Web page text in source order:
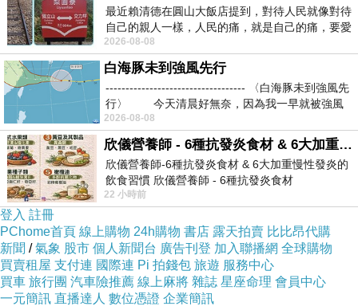
最近賴清德在圓山大飯店提到，對待人民就像對待
自己的親人一樣，人民的痛，就是自己的痛，要愛
民如親，說的這麼好聽，實際上根本沒做
2026-08-08
白海豚未到強風先行
----------------------------------- 〈白海豚未到強風先
行〉 今天清晨好無奈，因為我一早就被強風
2026-08-08
欣儀營養師 - 6種抗發炎食材 & 6大加重慢性發炎的飲食習慣
欣儀營養師-6種抗發炎食材 & 6大加重慢性發炎的
飲食習慣 欣儀營養師 - 6種抗發炎食材
https://www.facebook.com/photo/?fbid=147
22 小時前
登入 註冊
PChome首頁 線上購物 24h購物 書店 露天拍賣 比比昂代購
新聞 /氣象 股市 個人新聞台 廣告刊登 加入聯播網 全球購物
買賣租屋 支付連 國際連 Pi 拍錢包 旅遊 服務中心
買車 旅行團 汽車險推薦 線上麻將 雜誌 星座命理 會員中心
一元簡訊 直播達人 數位憑證 企業簡訊